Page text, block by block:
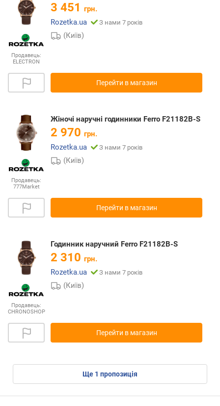
Продавець:
ELECTRON
3 451 грн.
Rozetka.ua
З нами 7 років
(Київ)
Перейти в магазин
Продавець:
777Market
Жіночі наручні годинники Ferro F21182B-S
2 970 грн.
Rozetka.ua
З нами 7 років
(Київ)
Перейти в магазин
Продавець:
CHRONOSHOP
Годинник наручний Ferro F21182B-S
2 310 грн.
Rozetka.ua
З нами 7 років
(Київ)
Перейти в магазин
ще 1 пропозиція